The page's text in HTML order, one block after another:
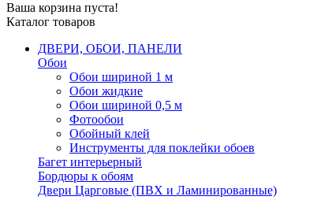
Ваша корзина пуста!
Каталог товаров
ДВЕРИ, ОБОИ, ПАНЕЛИ
Обои
Обои шириной 1 м
Обои жидкие
Обои шириной 0,5 м
Фотообои
Обойный клей
Инструменты для поклейки обоев
Багет интерьерный
Бордюры к обоям
Двери Царговые (ПВХ и Ламинированные)